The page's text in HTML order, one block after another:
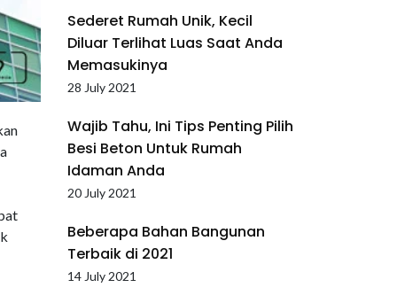
Sederet Rumah Unik, Kecil
Diluar Terlihat Luas Saat Anda
Memasukinya
28 July 2021
Wajib Tahu, Ini Tips Penting Pilih
Besi Beton Untuk Rumah
Idaman Anda
20 July 2021
Beberapa Bahan Bangunan
Terbaik di 2021
14 July 2021